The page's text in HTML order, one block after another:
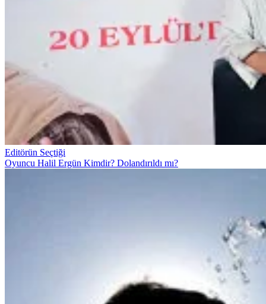
Editörün Seçtiği
Oyuncu Halil Ergün Kimdir? Dolandırıldı mı?